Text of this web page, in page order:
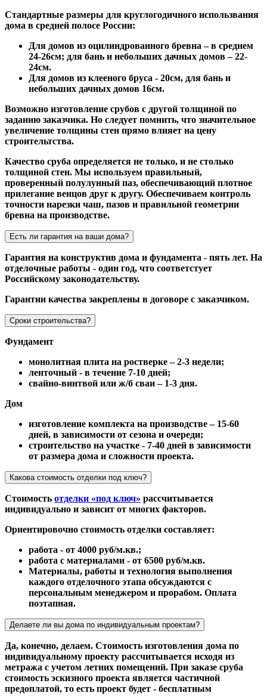
Стандартные размеры для круглогодичного использвания
дома в средней полосе России:
Для домов из оцилиндрованного бревна – в среднем
24-26см; для бань и небольших дачных домов – 22-
24см.
Для домов из клееного бруса - 20см, для бань и
небольших дачных домов 16см.
Возможно изготовление срубов с другой толщиной по
заданию заказчика. Но следует помнить, что значительное
увеличение толщины стен прямо влияет на цену
строительтства.
Качество сруба определяется не только, и не столько
толщиной стен. Мы используем правильный,
проверенный полулунный паз, обеспечивающий плотное
прилегание венцов друг к другу. Обеспечиваем контроль
точности нарезки чаш, пазов и правильной геометрии
бревна на производстве.
Есть ли гарантия на ваши дома?
Гарантия на конструктив дома и фундамента - пять лет. На
отделочные работы - один год, что соответстует
Российскому законодательству.
Гарантии качества закреплены в договоре с заказчиком.
Сроки строительства?
Фундамент
монолитная плита на ростверке – 2-3 недели;
ленточный - в течение 7-10 дней;
свайно-винтвой или ж/б сваи – 1-3 дня.
Дом
изготовление комплекта на производстве – 15-60
дней, в зависимости от сезона и очереди;
строительство на участке - 7-40 дней в зависимости
от размера дома и сложности проекта.
Какова стоимость отделки под ключ?
Стоимость отделки «под ключ» рассчитывается
индивидуально и зависит от многих факторов.
Ориентировочно стоимость отделки составляет:
работа - от 4000 руб/м.кв.;
работа с материалами - от 6500 руб/м.кв.
Материалы, работы и технология выполнения
каждого отделочного этапа обсуждаются с
персональным менеджером и прорабом. Оплата
поэтапная.
Делаете ли вы дома по индивидуальным проектам?
Да, конечно, делаем. Стоимость изготовления дома по
индивидуальному проекту рассчитывается исходя из
метража с учетом летних помещений. При заказе сруба
стоимость эскизного проекта является частичной
предоплатой, то есть проект будет - бесплатным